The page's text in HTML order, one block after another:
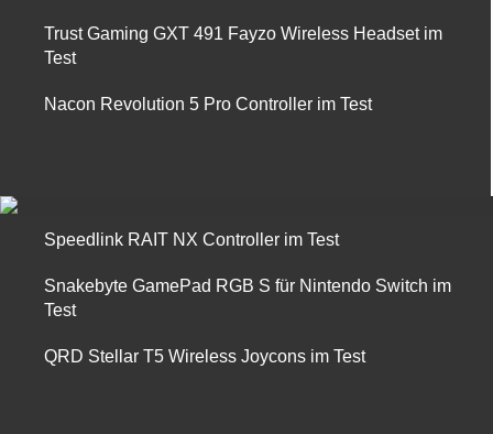
Trust Gaming GXT 491 Fayzo Wireless Headset im
Test
Nacon Revolution 5 Pro Controller im Test
Speedlink RAIT NX Controller im Test
Snakebyte GamePad RGB S für Nintendo Switch im
Test
QRD Stellar T5 Wireless Joycons im Test